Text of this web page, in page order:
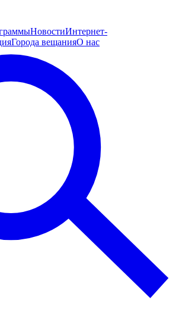
НовостиИнтернет-
Города вещанияО нас